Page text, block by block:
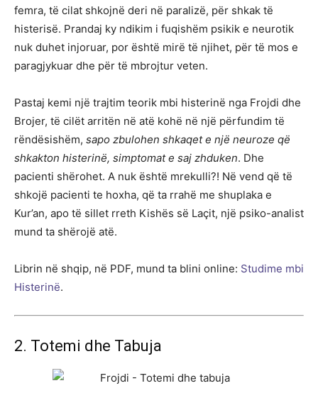
femra, të cilat shkojnë deri në paralizë, për shkak të
histerisë. Prandaj ky ndikim i fuqishëm psikik e neurotik
nuk duhet injoruar, por është mirë të njihet, për të mos e
paragjykuar dhe për të mbrojtur veten.
Pastaj kemi një trajtim teorik mbi histerinë nga Frojdi dhe
Brojer, të cilët arritën në atë kohë në një përfundim të
rëndësishëm, sapo zbulohen shkaqet e një neuroze që
shkakton histerinë, simptomat e saj zhduken. Dhe
pacienti shërohet. A nuk është mrekulli?! Në vend që të
shkojë pacienti te hoxha, që ta rrahë me shuplaka e
Kur’an, apo të sillet rreth Kishës së Laçit, një psiko-analist
mund ta shërojë atë.
Librin në shqip, në PDF, mund ta blini online: Studime mbi
Histerinë.
2. Totemi dhe Tabuja